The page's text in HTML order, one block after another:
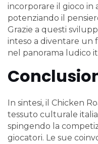
incorporare il gioco
potenziando il
Grazie a questi
inteso a diventare un
nel panorama ludico
In sintesi, il Chicken
tessuto culturale
spingendo la
giocatori. Le sue